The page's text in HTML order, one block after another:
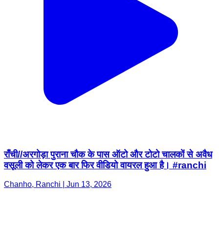
राँची//अरगोड़ा पुराना चौक के पास ऑटो और टोटो चालकों से अवैध
वसूली को लेकर एक बार फिर वीडियो वायरल हुआ है। #ranchi
Chanho, Ranchi | Jun 13, 2026